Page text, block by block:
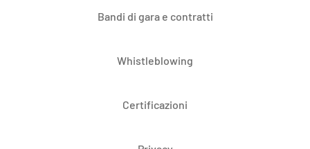
Bandi di gara e contratti
Whistleblowing
Certificazioni